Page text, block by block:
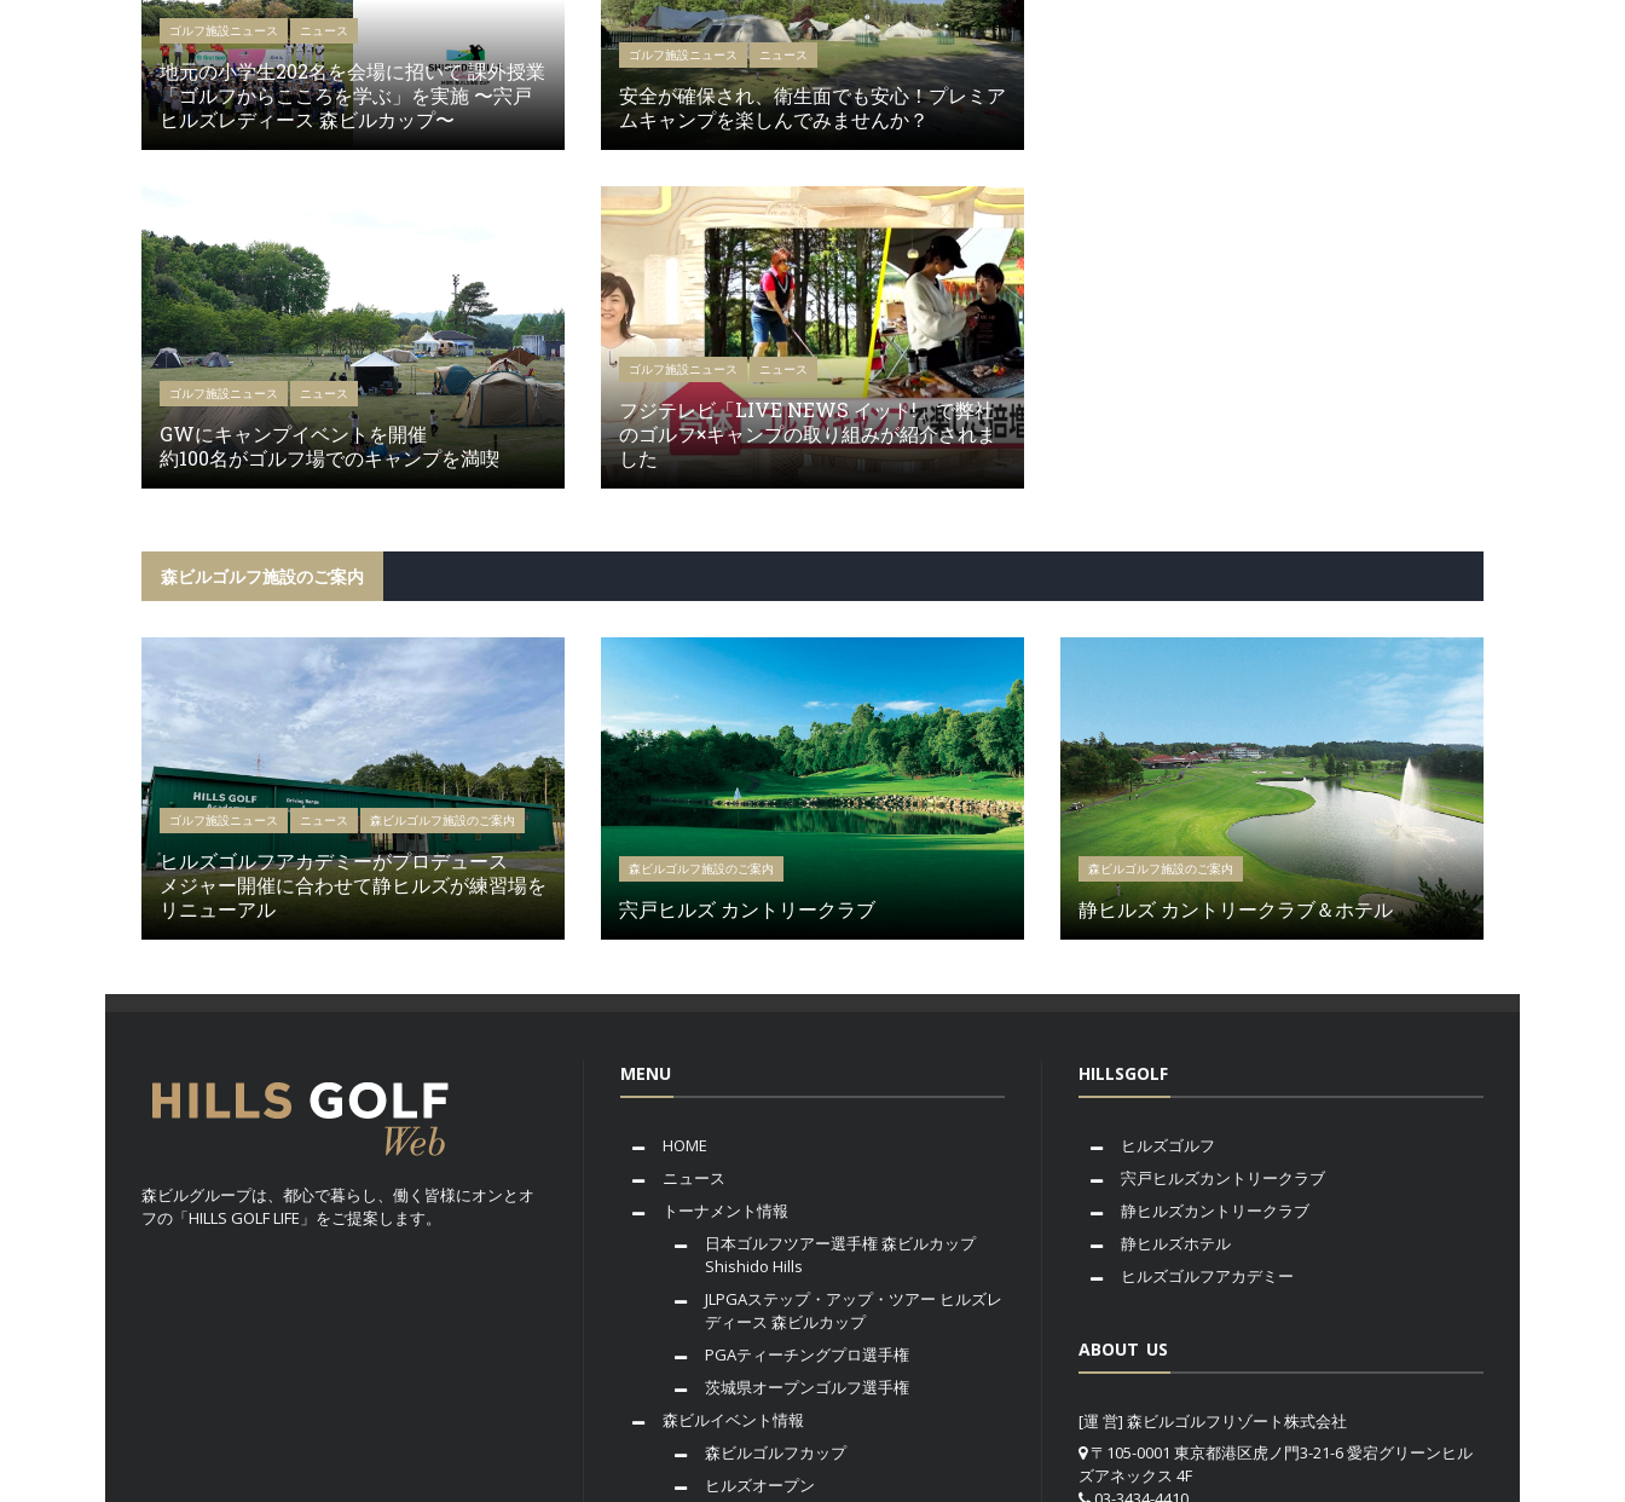
ゴルフ施設ニュース ニュース
地元の小学生202名を会場に招いて 課外授業
「ゴルフからこころを学ぶ」を実施 〜宍戸
ヒルズレディース 森ビルカップ〜
ゴルフ施設ニュース ニュース
安全が確保され、衛生面でも安心！プレミア
ムキャンプを楽しんでみませんか？
ゴルフ施設ニュース ニュース
GWにキャンプイベントを開催
約100名がゴルフ場でのキャンプを満喫
ゴルフ施設ニュース ニュース
フジテレビ「LIVE NEWS イット!」で弊社
のゴルフ×キャンプの取り組みが紹介されま
した
森ビルゴルフ施設のご案内
ゴルフ施設ニュース ニュース 森ビルゴルフ施設のご案内
ヒルズゴルフアカデミーがプロデュース
メジャー開催に合わせて静ヒルズが練習場を
リニューアル
森ビルゴルフ施設のご案内
宍戸ヒルズ カントリークラブ
森ビルゴルフ施設のご案内
静ヒルズ カントリークラブ＆ホテル
森ビルグループは、都心で暮らし、働く皆様にオンとオ
フの「HILLS GOLF LIFE」をご提案します。
MENU
HOME
ニュース
トーナメント情報
日本ゴルフツアー選手権 森ビルカップ
Shishido Hills
JLPGAステップ・アップ・ツアー ヒルズレ
ディース 森ビルカップ
PGAティーチングプロ選手権
茨城県オープンゴルフ選手権
森ビルイベント情報
森ビルゴルフカップ
ヒルズオープン
HILLSGOLF
ヒルズゴルフ
宍戸ヒルズカントリークラブ
静ヒルズカントリークラブ
静ヒルズホテル
ヒルズゴルフアカデミー
ABOUT US
[運 営] 森ビルゴルフリゾート株式会社
〒105-0001 東京都港区虎ノ門3-21-6 愛宕グリーンヒル
ズアネックス 4F